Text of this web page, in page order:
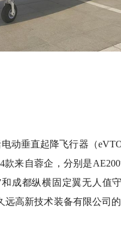
动垂直起降飞行器（
来自蓉企，分别是
成都纵横固定翼无人值
高新技术装备有限公司